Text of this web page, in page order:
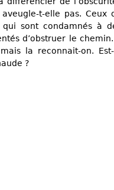
aveugle-t-elle pas.
sont condamnés à
d’obstruer le
la reconnait-on.
?